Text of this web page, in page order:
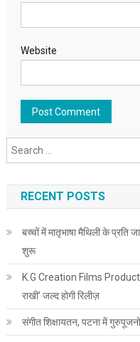
Website
RECENT POSTS
बच्चों में मातृभाषा मैथिली के प्रति
शुरू
K.G Creation Films
राखी’ जल्द होगी रिलीज़
संगीत शिक्षायतन, पटना में